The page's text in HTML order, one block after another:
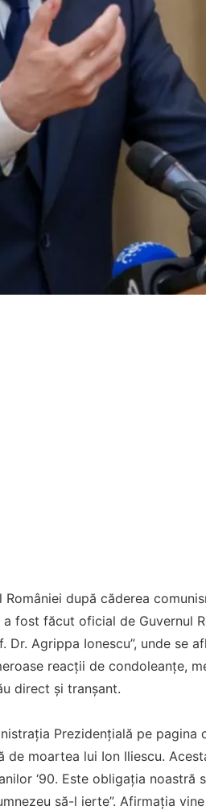
României după căderea
fost făcut oficial de Guvernul
Dr. Agrippa Ionescu”, unde se
reacții de condoleanțe,
direct și tranșant.
Prezidențială pe pagina
moartea lui Ion Iliescu.
‘90. Este obligația noastră
să-l ierte”. Afirmația